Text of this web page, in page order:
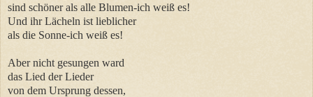
sind schöner als alle Blumen-ich weiß es!
Und ihr Lächeln ist lieblicher
als die Sonne-ich weiß es!
Aber nicht gesungen ward
das Lied der Lieder
von dem Ursprung dessen,